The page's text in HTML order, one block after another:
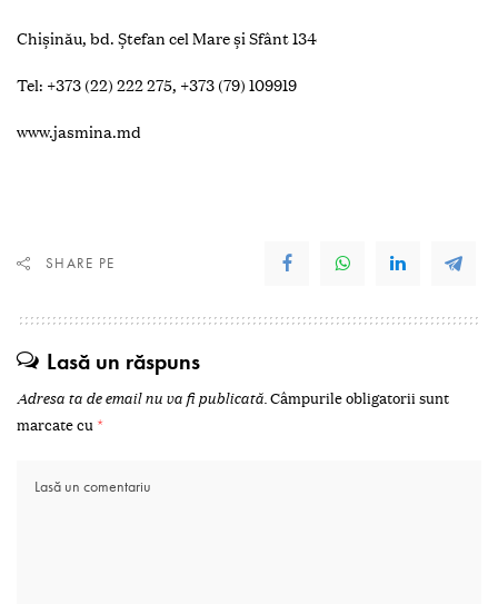
Chișinău, bd. Ștefan cel Mare și Sfânt 134
Tel: +373 (22) 222 275, +373 (79) 109919
www.jasmina.md
SHARE PE
Lasă un răspuns
Adresa ta de email nu va fi publicată.Câmpurile obligatorii sunt
marcate cu *